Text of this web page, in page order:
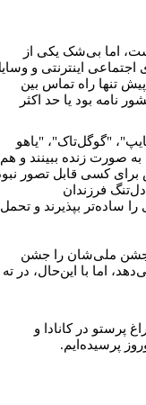
اما بی‌شک یکی از
اینترنتی و
به این شبکه است. شاید تا ۲۰ سال پیش تنها راه تماس بین
نامه بود یا حد اکثر
"گوگل‌تاک"، "یاهو
صورت زنده ببینند و هم
کسی قابل تصور
فرزندان
ساده‌تر بپذیرند و تحمل
جشن‌ ملی‌شان را جشن
اما با این‌حال، در ته
پرستو در کانادا و
پرسیده‌ایم.